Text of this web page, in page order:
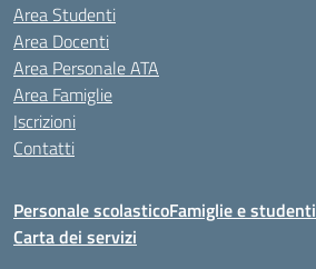
Area Studenti
Area Docenti
Area Personale ATA
Area Famiglie
Iscrizioni
Contatti
Personale scolasticoFamiglie e studenti
Carta dei servizi